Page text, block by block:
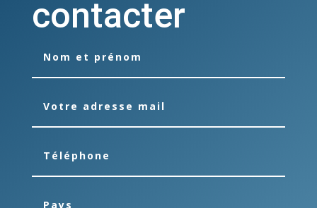
contacter